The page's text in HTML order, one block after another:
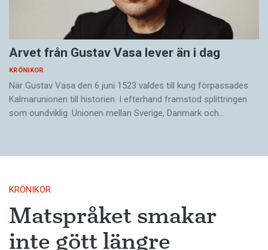
Arvet från Gustav Vasa lever än i dag
KRÖNIKOR
När Gustav Vasa den 6 juni 1523 ­valdes till kung förpassades
Kalmar­unionen till historien. I efterhand framstod splittringen
som ound­viklig. ­Unionen ­mellan Sverige, Danmark och…
KRÖNIKOR
Matspråket smakar
inte gött längre